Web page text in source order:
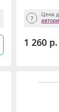
Цена
1 260 р.